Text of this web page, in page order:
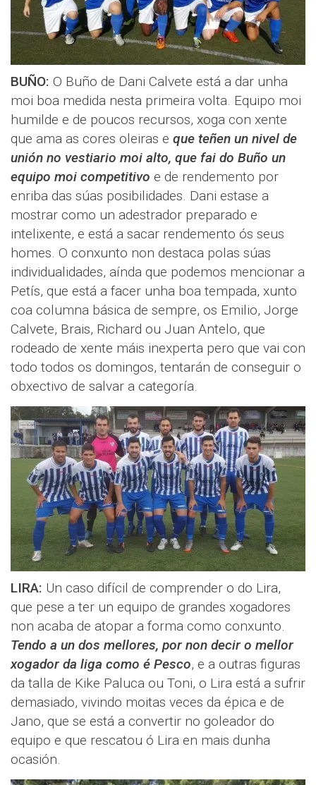
BUÑO: O Buño de Dani Calvete está a dar unha
moi boa medida nesta primeira volta. Equipo moi
humilde e de poucos recursos, xoga con xente
que ama as cores oleiras e que teñen un nivel de
unión no vestiario moi alto, que fai do Buño un
equipo moi competitivo e de rendemento por
enriba das súas posibilidades. Dani estase a
mostrar como un adestrador preparado e
intelixente, e está a sacar rendemento ós seus
homes. O conxunto non destaca polas súas
individualidades, aínda que podemos mencionar a
Petís, que está a facer unha boa tempada, xunto
coa columna básica de sempre, os Emilio, Jorge
Calvete, Brais, Richard ou Juan Antelo, que
rodeado de xente máis inexperta pero que vai con
todo todos os domingos, tentarán de conseguir o
obxectivo de salvar a categoría.
LIRA: Un caso difícil de comprender o do Lira,
que pese a ter un equipo de grandes xogadores
non acaba de atopar a forma como conxunto.
Tendo a un dos mellores, por non decir o mellor
xogador da liga como é Pesco, e a outras figuras
da talla de Kike Paluca ou Toni, o Lira está a sufrir
demasiado, vivindo moitas veces da épica e de
Jano, que se está a convertir no goleador do
equipo e que rescatou ó Lira en mais dunha
ocasión.